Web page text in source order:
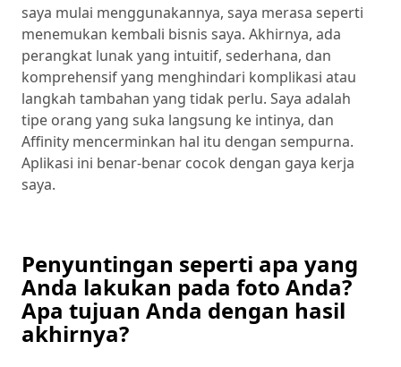
saya mulai menggunakannya, saya merasa seperti
menemukan kembali bisnis saya. Akhirnya, ada
perangkat lunak yang intuitif, sederhana, dan
komprehensif yang menghindari komplikasi atau
langkah tambahan yang tidak perlu. Saya adalah
tipe orang yang suka langsung ke intinya, dan
Affinity mencerminkan hal itu dengan sempurna.
Aplikasi ini benar-benar cocok dengan gaya kerja
saya.
Penyuntingan seperti apa yang
Anda lakukan pada foto Anda?
Apa tujuan Anda dengan hasil
akhirnya?